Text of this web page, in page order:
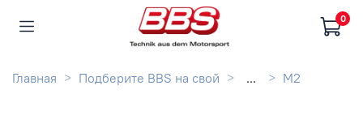
0
Главная Подберите BBS на свой ... M2